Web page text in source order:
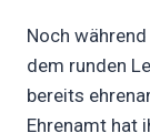
Noch
dem runden
bereits
Ehrenamt hat